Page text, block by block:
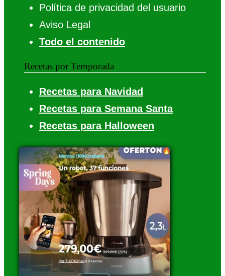
Política de privacidad del usuario
Aviso Legal
Todo el contenido
Recetas por Temporada
Recetas para Navidad
Recetas para Semana Santa
Recetas para Halloween